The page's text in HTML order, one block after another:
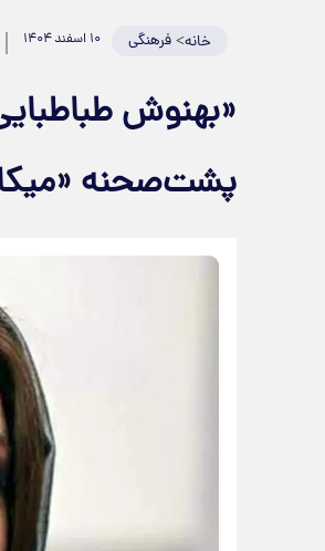
خانه>فرهنگی ۱۰ اسفند ۱۴۰۴
«بهنوش
پشت‌صحنه